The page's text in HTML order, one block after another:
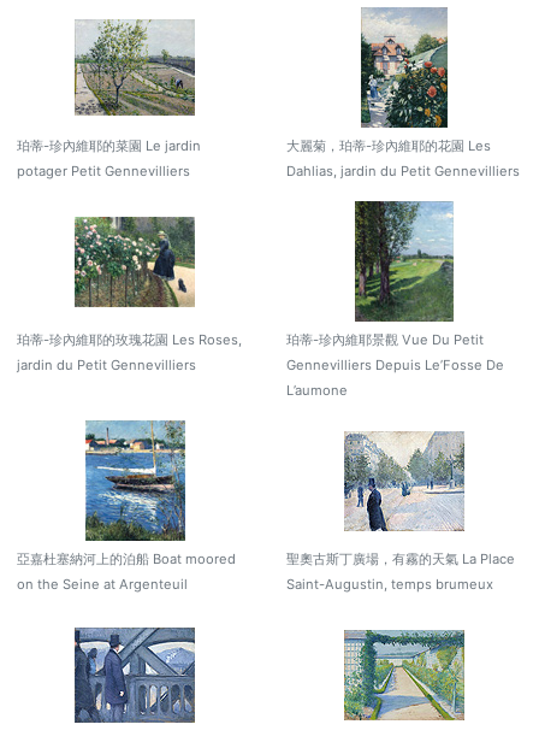
珀蒂-珍內維耶的菜園 Le jardin
potager Petit Gennevilliers
大麗菊，珀蒂-珍內維耶的花園 Les
Dahlias, jardin du Petit Gennevilliers
珀蒂-珍內維耶的玫瑰花園 Les Roses,
jardin du Petit Gennevilliers
珀蒂-珍內維耶景觀 Vue Du Petit
Gennevilliers Depuis Le’Fosse De
L’aumone
亞嘉杜塞納河上的泊船 Boat moored
on the Seine at Argenteuil
聖奧古斯丁廣場，有霧的天氣 La Place
Saint-Augustin, temps brumeux